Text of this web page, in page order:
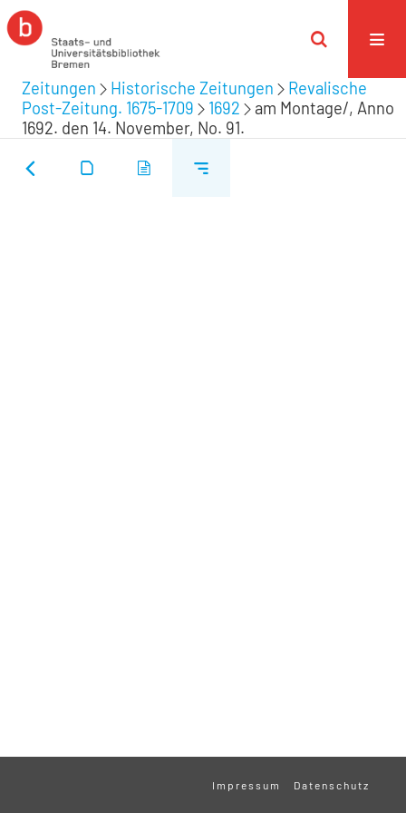
Zeitungen Historische Zeitungen
Revalische
Post-Zeitung. 1675-1709
1692
am Montage/, Anno
1692. den 14. November, No. 91.
Impressum Datenschutz